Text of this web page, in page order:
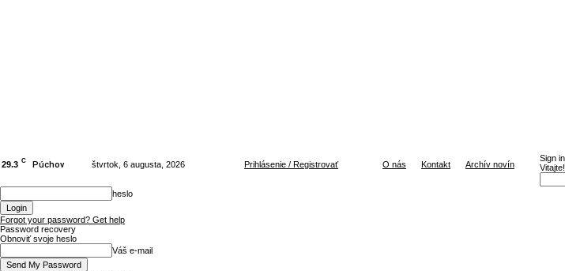
29.3 C Púchov štvrtok, 6 augusta, 2026 Prihlásenie / Registrovať O nás Kontakt Archív novín
Sign in
heslo
Forgot your password? Get help
Password recovery
Obnoviť svoje heslo
Váš e-mail